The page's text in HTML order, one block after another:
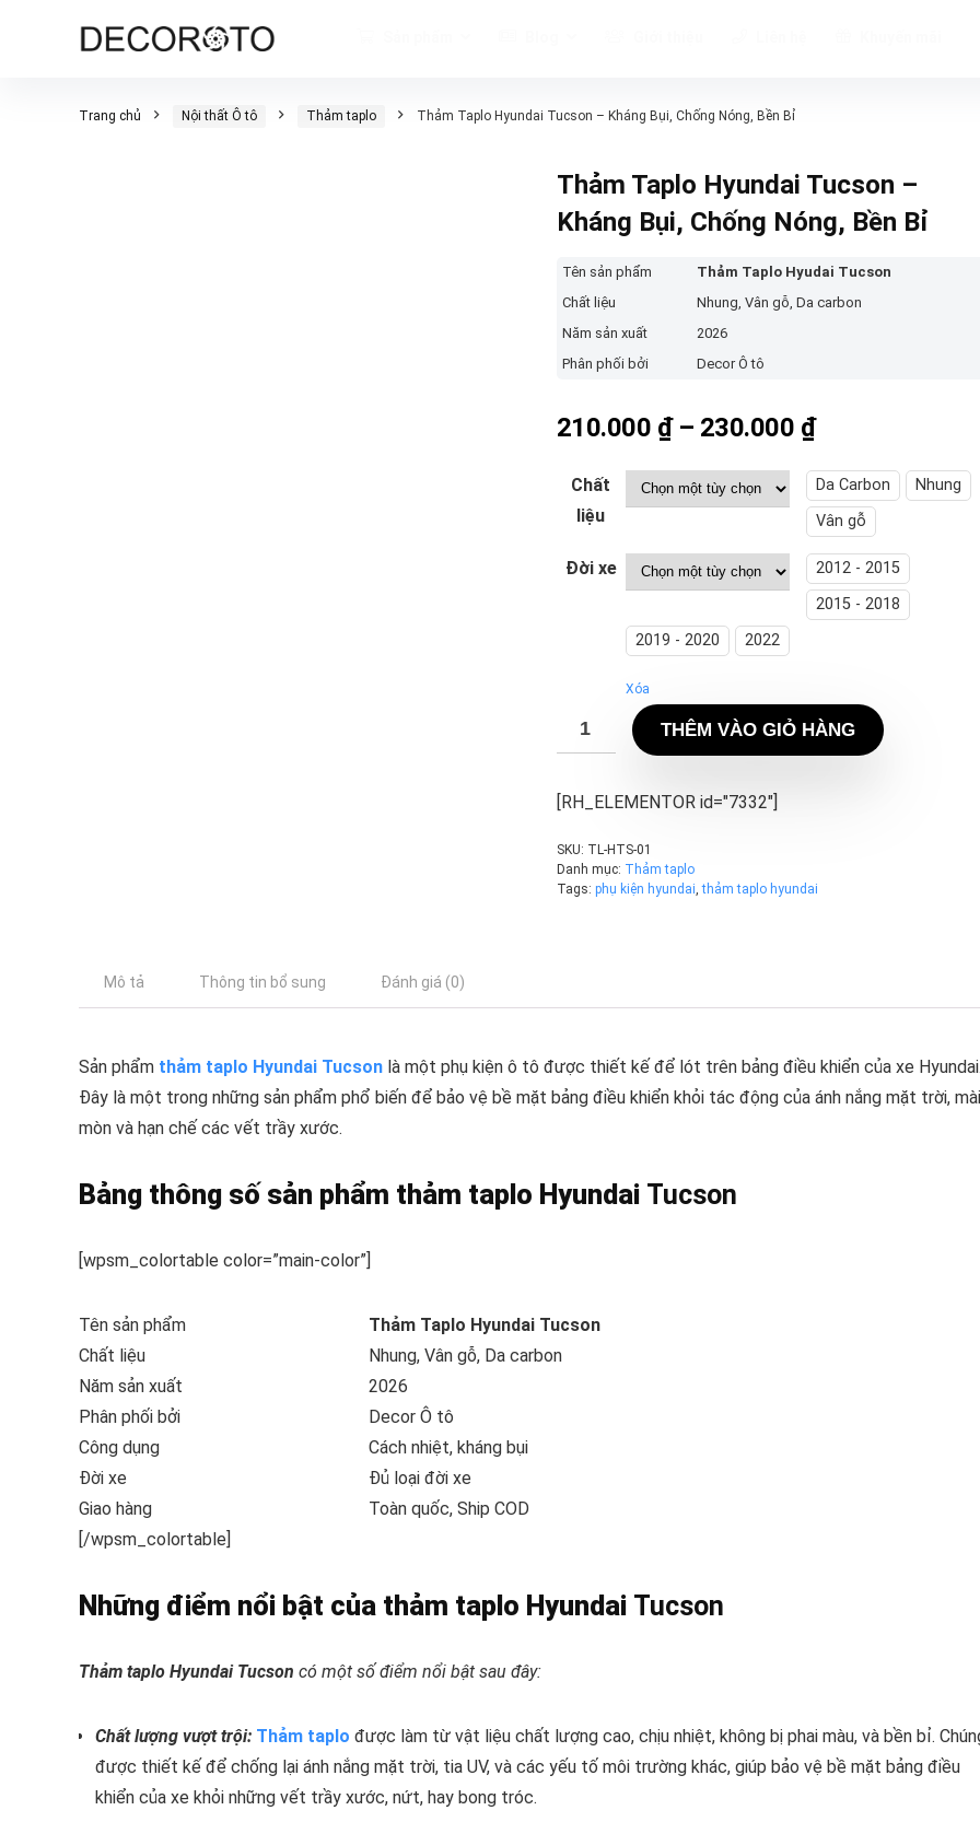
Trang chủ Nội thất Ô tô Thảm taplo Thảm Taplo Hyundai Tucson – Kháng Bụi, Chống Nóng, Bền Bỉ
Thảm Taplo Hyundai Tucson –
Kháng Bụi, Chống Nóng, Bền Bỉ
Tên sản phẩm
Thảm Taplo Hyudai Tucson
Chất liệu
Nhung, Vân gỗ, Da carbon
Năm sản xuất
2026
Phân phối bởi
Decor Ô tô
210.000 ₫ – 230.000 ₫Khoảng
từ
210.000 ₫
đến
230.000 ₫
Chất
liệu
Da Carbon
Nhung
Vân gỗ
Đời xe
2012 - 2015
2015 - 2018
2019 - 2020
2022
Xóa
THÊM VÀO GIỎ HÀNG
[RH_ELEMENTOR id="7332"]
SKU: TL-HTS-01
Danh mục: Thảm taplo
Tags: phụ kiện hyundai,thảm taplo hyundai
Mô tả Thông tin bổ sung Đánh giá (0)
Sản phẩm thảm taplo Hyundai Tucson là một phụ kiện ô tô được thiết kế để lót trên bảng điều khiển của xe
Đây là một trong những sản phẩm phổ biến để bảo vệ bề mặt bảng điều khiển khỏi tác động của ánh nắng mặt trời, mài
mòn và hạn chế các vết trầy xước.
Bảng thông số sản phẩm thảm taplo Hyundai Tucson
[wpsm_colortable color=”main-color”]
Tên sản phẩm
Thảm Taplo Hyundai Tucson
Chất liệu
Nhung, Vân gỗ, Da carbon
Năm sản xuất
2026
Phân phối bởi
Decor Ô tô
Công dụng
Cách nhiệt, kháng bụi
Đời xe
Đủ loại đời xe
Giao hàng
Toàn quốc, Ship COD
[/wpsm_colortable]
Những điểm nổi bật của thảm taplo Hyundai Tucson
Thảm taplo Hyundai Tucson có một số điểm nổi bật sau đây:
Chất lượng vượt trội: Thảm taplo được làm từ vật liệu chất lượng cao, chịu nhiệt, không bị phai màu, và bền bỉ.
được thiết kế để chống lại ánh nắng mặt trời, tia UV, và các yếu tố môi trường khác, giúp bảo vệ bề mặt bảng điều
khiển của xe khỏi những vết trầy xước, nứt, hay bong tróc.